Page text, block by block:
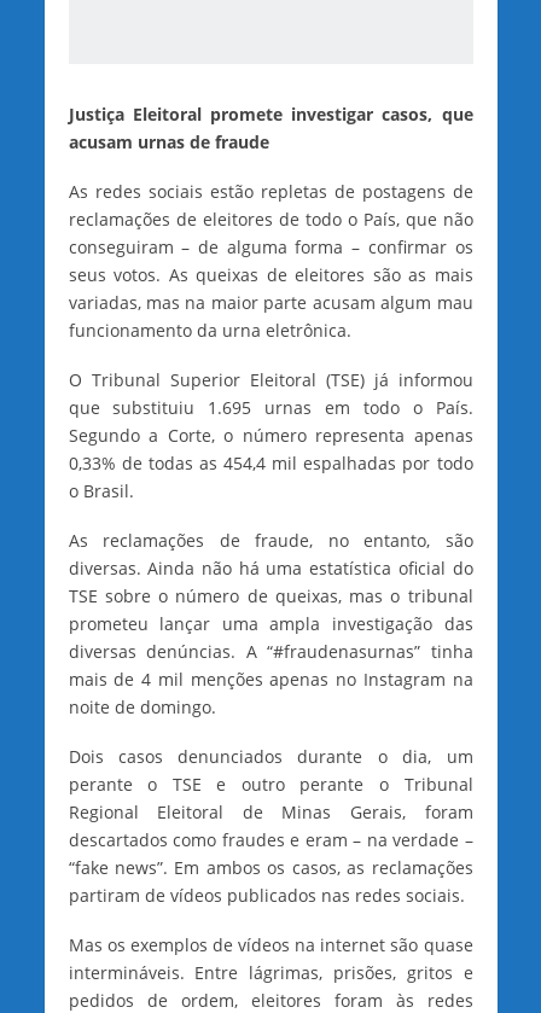
Justiça Eleitoral promete investigar casos, que
acusam urnas de fraude
As redes sociais estão repletas de postagens de
reclamações de eleitores de todo o País, que não
conseguiram – de alguma forma – confirmar os
seus votos. As queixas de eleitores são as mais
variadas, mas na maior parte acusam algum mau
funcionamento da urna eletrônica.
O Tribunal Superior Eleitoral (TSE) já informou
que substituiu 1.695 urnas em todo o País.
Segundo a Corte, o número representa apenas
0,33% de todas as 454,4 mil espalhadas por todo
o Brasil.
As reclamações de fraude, no entanto, são
diversas. Ainda não há uma estatística oficial do
TSE sobre o número de queixas, mas o tribunal
prometeu lançar uma ampla investigação das
diversas denúncias. A “#fraudenasurnas” tinha
mais de 4 mil menções apenas no Instagram na
noite de domingo.
Dois casos denunciados durante o dia, um
perante o TSE e outro perante o Tribunal
Regional Eleitoral de Minas Gerais, foram
descartados como fraudes e eram – na verdade –
“fake news”. Em ambos os casos, as reclamações
partiram de vídeos publicados nas redes sociais.
Mas os exemplos de vídeos na internet são quase
intermináveis. Entre lágrimas, prisões, gritos e
pedidos de ordem, eleitores foram às redes